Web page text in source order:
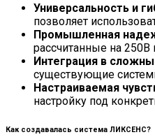
Универсальность и
позволяет
Промышленная
рассчитанные на
Интеграция в
существующие
Настраиваемая
настройку под
Как создавалась система ЛИКСЕНС?